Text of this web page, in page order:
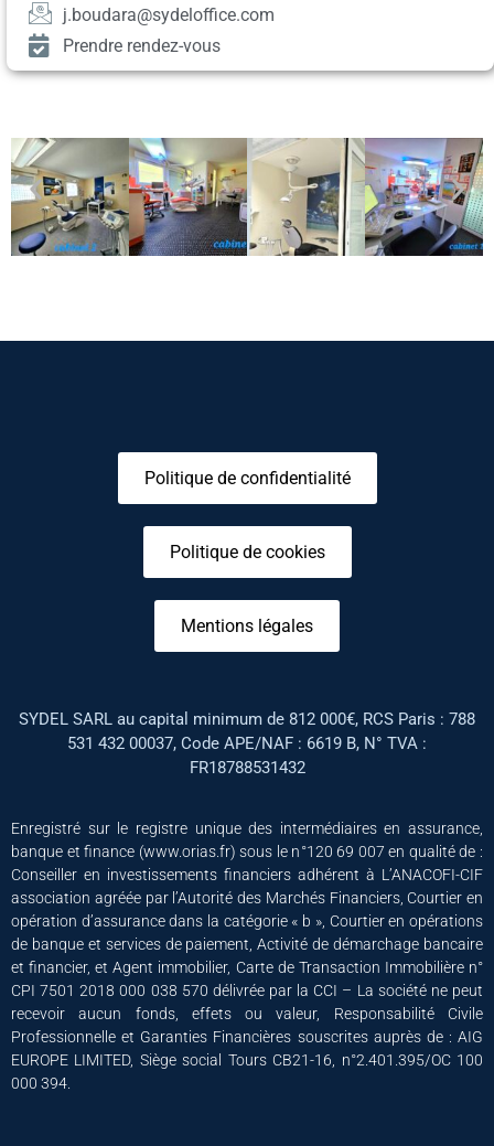
j.boudara@sydeloffice.com
Prendre rendez-vous
Politique de confidentialité
Politique de cookies
Mentions légales
SYDEL SARL au capital minimum de 812 000€, RCS Paris : 788
531 432 00037, Code APE/NAF : 6619 B, N° TVA :
FR18788531432
Enregistré sur le registre unique des intermédiaires en assurance,
banque et finance (www.orias.fr) sous le n°120 69 007 en qualité de :
Conseiller en investissements financiers adhérent à L’ANACOFI-CIF
association agréée par l’Autorité des Marchés Financiers, Courtier en
opération d’assurance dans la catégorie « b », Courtier en opérations
de banque et services de paiement, Activité de démarchage bancaire
et financier, et Agent immobilier, Carte de Transaction Immobilière n°
CPI 7501 2018 000 038 570 délivrée par la CCI – La société ne peut
recevoir aucun fonds, effets ou valeur, Responsabilité Civile
Professionnelle et Garanties Financières souscrites auprès de : AIG
EUROPE LIMITED, Siège social Tours CB21-16, n°2.401.395/OC 100
000 394.